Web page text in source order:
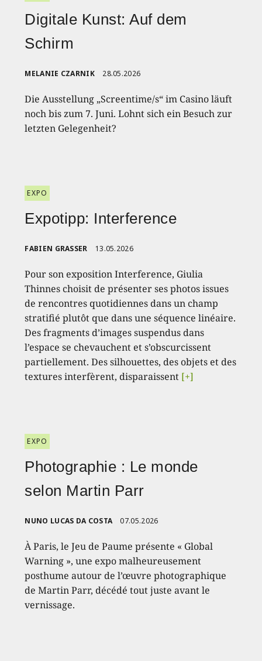
Digitale Kunst: Auf dem
Schirm
MELANIE CZARNIK 28.05.2026
Die Ausstellung „Screentime/s“ im Casino läuft
noch bis zum 7. Juni. Lohnt sich ein Besuch zur
letzten Gelegenheit?
EXPO
Expotipp: Interference
FABIEN GRASSER 13.05.2026
Pour son exposition Interference, Giulia
Thinnes choisit de présenter ses photos issues
de rencontres quotidiennes dans un champ
stratifié plutôt que dans une séquence linéaire.
Des fragments d’images suspendus dans
l’espace se chevauchent et s’obscurcissent
partiellement. Des silhouettes, des objets et des
textures interfèrent, disparaissent [+]
EXPO
Photographie : Le monde
selon Martin Parr
NUNO LUCAS DA COSTA 07.05.2026
À Paris, le Jeu de Paume présente « Global
Warning », une expo malheureusement
posthume autour de l’œuvre photographique
de Martin Parr, décédé tout juste avant le
vernissage.